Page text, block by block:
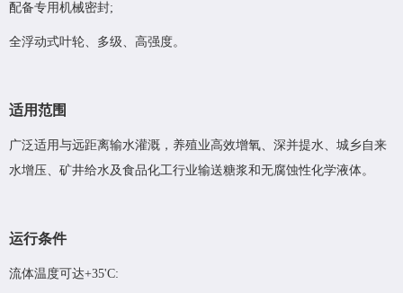
配备专用机械密封;
全浮动式叶轮、多级、高强度。
适用范围
广泛适用与远距离输水灌溉，养殖业高效增氧、深并提水、城乡自来
水增压、矿井给水及食品化工行业输送糖浆和无腐蚀性化学液体。
运行条件
流体温度可达+35'C: